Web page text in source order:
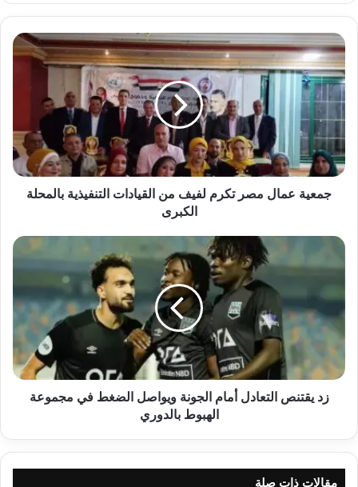
جمعية
عمال
مصر
تكرم
لفيف
من
القيادات
التنفيذية
بالمحلة
الكبرى
جمعية عمال مصر تكرم لفيف من القيادات التنفيذية بالمحلة
الكبرى
زد
الجونة
ويواصل
الضغط
في
مجموعة
الهبوطزد يقتنص التعادل أمام الجونة ويواصل الضغط في مجموعة
الهبوط بالدوري
مقالات ذات صلة